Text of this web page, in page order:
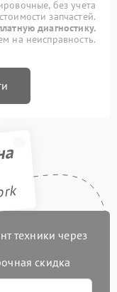
без учета
стоимости запчастей.
диагностику.
на неисправность.
техники через
скидка